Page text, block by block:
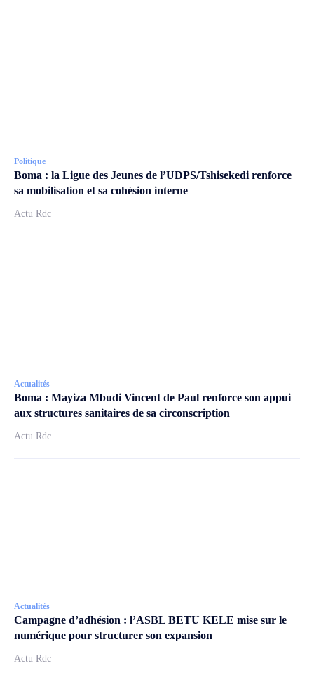
Politique
Boma : la Ligue des Jeunes de l’UDPS/Tshisekedi renforce
sa mobilisation et sa cohésion interne
Actu Rdc
Actualités
Boma : Mayiza Mbudi Vincent de Paul renforce son appui
aux structures sanitaires de sa circonscription
Actu Rdc
Actualités
Campagne d’adhésion : l’ASBL BETU KELE mise sur le
numérique pour structurer son expansion
Actu Rdc